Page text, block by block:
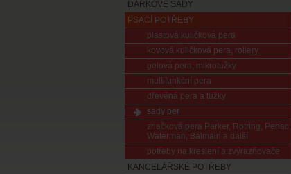
DÁRKOVÉ SADY
PSACÍ POTŘEBY
plastová kuličková pera
kovová kuličková pera, rollery
gelová pera, mikrotužky
multifunkční pera
dřevěná pera a tužky
sady per
značková pera Parker, Rotring, Penac,
Waterman, Balmain a další
potřeby na kreslení a zvýrazňovače
KANCELÁŘSKÉ POTŘEBY